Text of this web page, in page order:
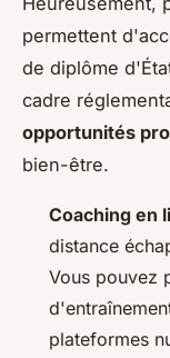
permettent
de diplôme
cadre
opportunités
bien-être.
Coaching en
distance
Vous pouvez
plateformes